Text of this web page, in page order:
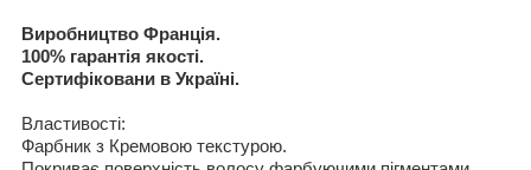
Виробництво Франція.
100% гарантія якості.
Сертифіковани в Україні.
Властивості:
Фарбник з Кремовою текстурою.